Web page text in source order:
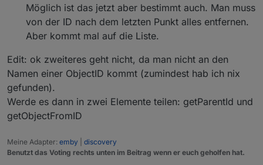
"Wohnzimmer Temperatur"und darunter der
Temperatur Datenpunkt mit Namen "
Temperatur
liegt, dann kann ich in einem Trigger bisher ein
Baustein "Name" nutzen in dem dann
Baustein "darüber liegender Name" haben, in
dem "Wohnzimmer Temperatur" steht.
darunter per diesem neuen Baustein ("darüber
liegender Name") dem zugehörigen Sensor
Telegramm Nachrichten zu versenden die mir den
auslösenden Sensor direkt mitteilen können)
Möglich ist das jetzt aber bestimmt auch. Man muss
von der ID nach dem letzten Punkt alles entfernen.
Aber kommt mal auf die Liste.
Edit: ok zweiteres geht nicht, da man nicht an den
Namen einer ObjectID kommt (zumindest hab ich nix
gefunden).
Werde es dann in zwei Elemente teilen: getParentId und
getObjectFromID
Meine Adapter: emby
discovery
Benutzt das Voting rechts unten im Beitrag wenn er euch geholfen hat.